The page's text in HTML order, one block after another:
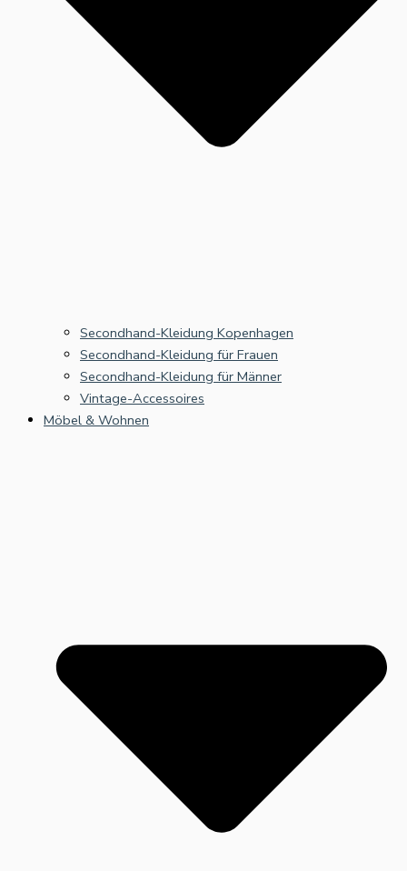
Secondhand-Kleidung Kopenhagen
Secondhand-Kleidung für Frauen
Secondhand-Kleidung für Männer
Vintage-Accessoires
Möbel & Wohnen